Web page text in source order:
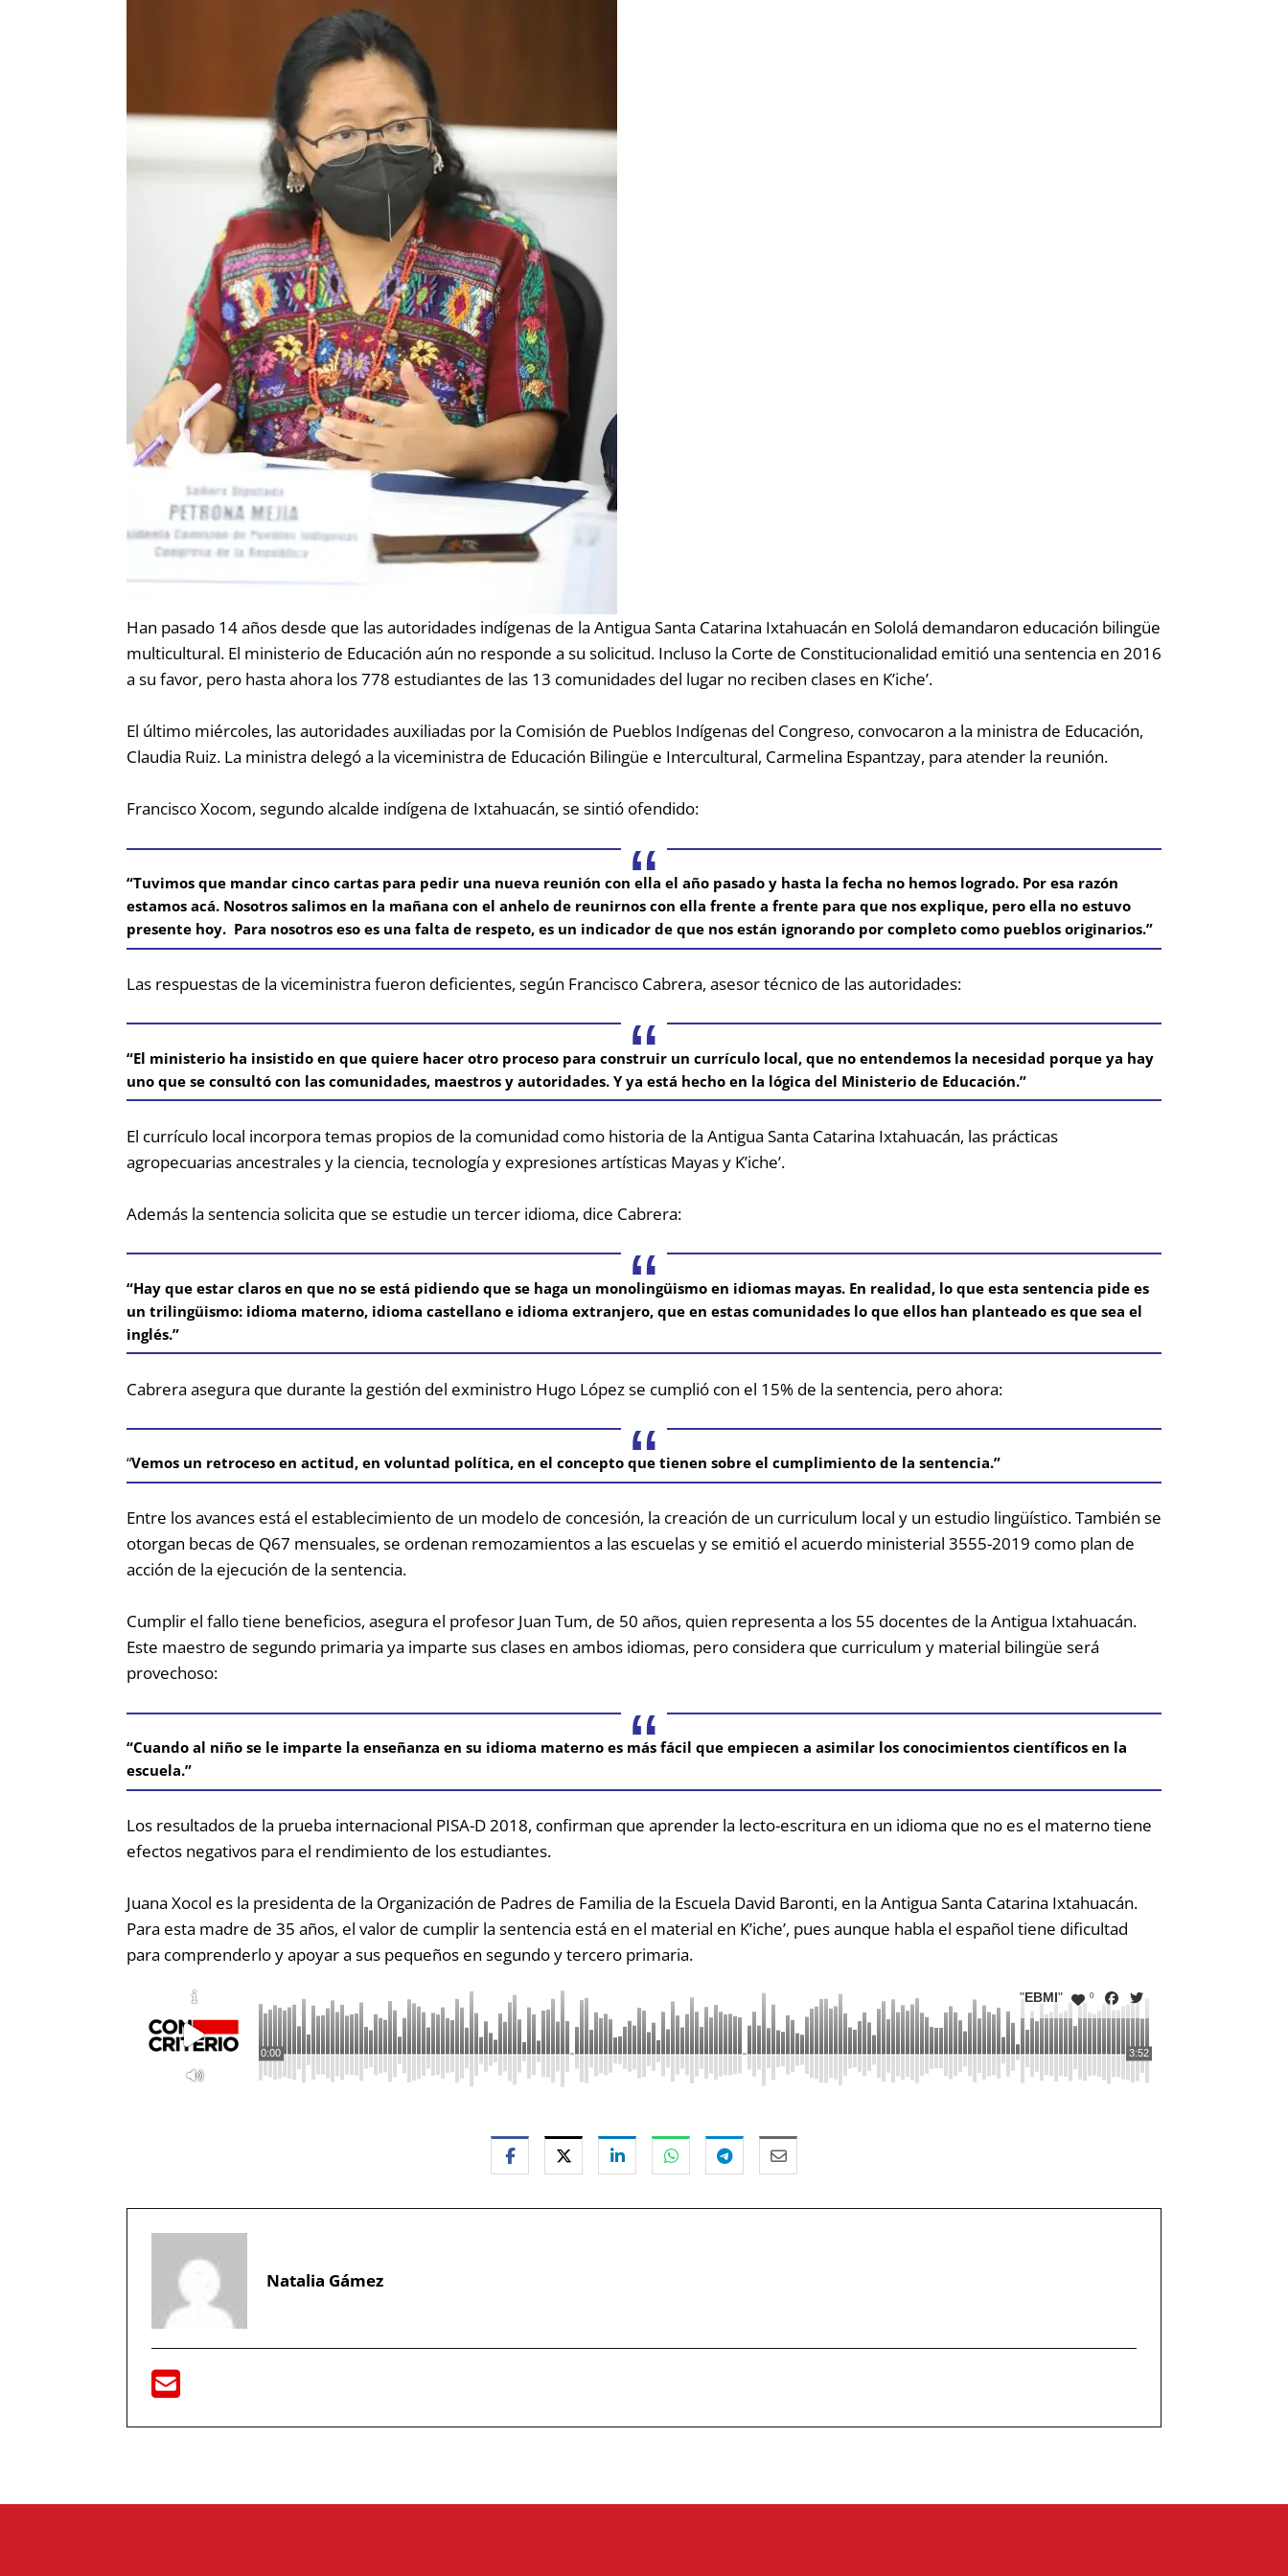
Han pasado 14 años desde que las autoridades indígenas de la Antigua Santa Catarina Ixtahuacán en Sololá demandaron educación bilingüe
multicultural. El ministerio de Educación aún no responde a su solicitud. Incluso la Corte de Constitucionalidad emitió una sentencia en 2016
a su favor, pero hasta ahora los 778 estudiantes de las 13 comunidades del lugar no reciben clases en K’iche’.
El último miércoles, las autoridades auxiliadas por la Comisión de Pueblos Indígenas del Congreso, convocaron a la ministra de Educación,
Claudia Ruiz. La ministra delegó a la viceministra de Educación Bilingüe e Intercultural, Carmelina Espantzay, para atender la reunión.
Francisco Xocom, segundo alcalde indígena de Ixtahuacán, se sintió ofendido:
“Tuvimos que mandar cinco cartas para pedir una nueva reunión con ella el año pasado y hasta la fecha no hemos logrado. Por esa razón
estamos acá. Nosotros salimos en la mañana con el anhelo de reunirnos con ella frente a frente para que nos explique, pero ella no estuvo
presente hoy. Para nosotros eso es una falta de respeto, es un indicador de que nos están ignorando por completo como pueblos originarios.”
Las respuestas de la viceministra fueron deficientes, según Francisco Cabrera, asesor técnico de las autoridades:
“El ministerio ha insistido en que quiere hacer otro proceso para construir un currículo local, que no entendemos la necesidad porque ya hay
uno que se consultó con las comunidades, maestros y autoridades. Y ya está hecho en la lógica del Ministerio de Educación.”
El currículo local incorpora temas propios de la comunidad como historia de la Antigua Santa Catarina Ixtahuacán, las prácticas
agropecuarias ancestrales y la ciencia, tecnología y expresiones artísticas Mayas y K’iche’.
Además la sentencia solicita que se estudie un tercer idioma, dice Cabrera:
“Hay que estar claros en que no se está pidiendo que se haga un monolingüismo en idiomas mayas. En realidad, lo que esta sentencia pide es
un trilingüismo: idioma materno, idioma castellano e idioma extranjero, que en estas comunidades lo que ellos han planteado es que sea el
inglés.”
Cabrera asegura que durante la gestión del exministro Hugo López se cumplió con el 15% de la sentencia, pero ahora:
“Vemos un retroceso en actitud, en voluntad política, en el concepto que tienen sobre el cumplimiento de la sentencia.”
Entre los avances está el establecimiento de un modelo de concesión, la creación de un curriculum local y un estudio lingüístico. También se
otorgan becas de Q67 mensuales, se ordenan remozamientos a las escuelas y se emitió el acuerdo ministerial 3555-2019 como plan de
acción de la ejecución de la sentencia.
Cumplir el fallo tiene beneficios, asegura el profesor Juan Tum, de 50 años, quien representa a los 55 docentes de la Antigua Ixtahuacán.
Este maestro de segundo primaria ya imparte sus clases en ambos idiomas, pero considera que curriculum y material bilingüe será
provechoso:
“Cuando al niño se le imparte la enseñanza en su idioma materno es más fácil que empiecen a asimilar los conocimientos científicos en la
escuela.”
Los resultados de la prueba internacional PISA-D 2018, confirman que aprender la lecto-escritura en un idioma que no es el materno tiene
efectos negativos para el rendimiento de los estudiantes.
Juana Xocol es la presidenta de la Organización de Padres de Familia de la Escuela David Baronti, en la Antigua Santa Catarina Ixtahuacán.
Para esta madre de 35 años, el valor de cumplir la sentencia está en el material en K’iche’, pues aunque habla el español tiene dificultad
para comprenderlo y apoyar a sus pequeños en segundo y tercero primaria.
0:00 3:52
"EBMI" 0
Natalia Gámez